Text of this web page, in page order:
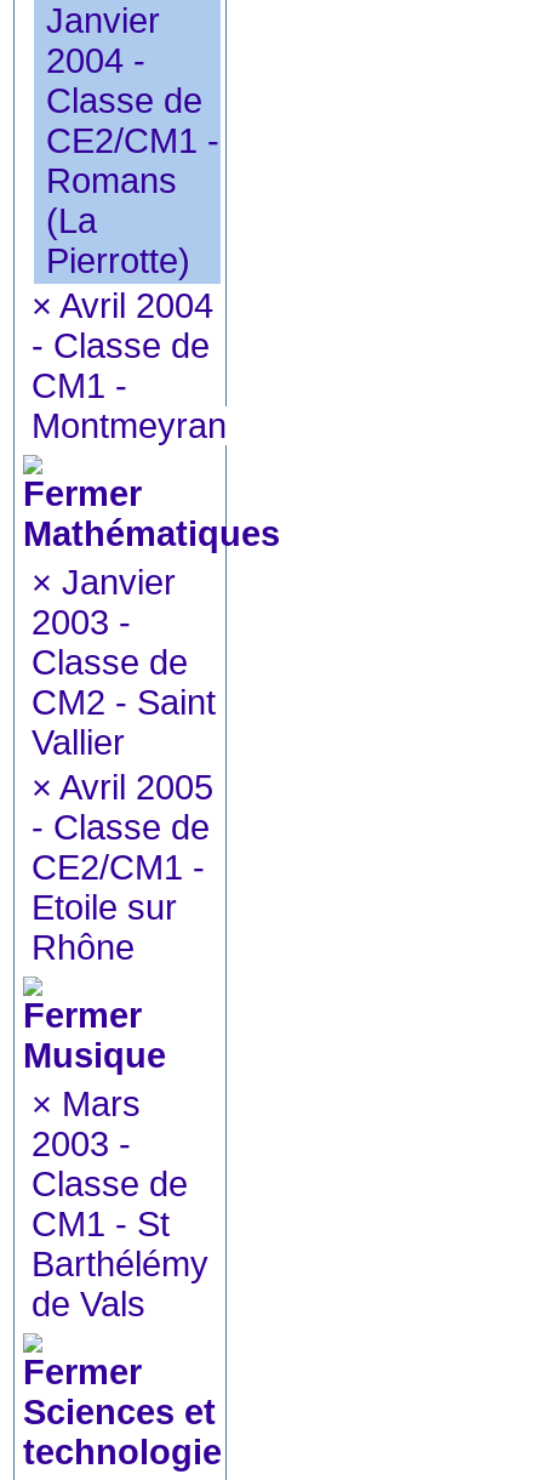
Janvier
2004 -
Classe de
CE2/CM1 -
Romans
(La
Pierrotte)
× Avril 2004
- Classe de
CM1 -
Montmeyran
Mathématiques
× Janvier
2003 -
Classe de
CM2 - Saint
Vallier
× Avril 2005
- Classe de
CE2/CM1 -
Etoile sur
Rhône
Musique
× Mars
2003 -
Classe de
CM1 - St
Barthélémy
de Vals
Sciences et
technologie